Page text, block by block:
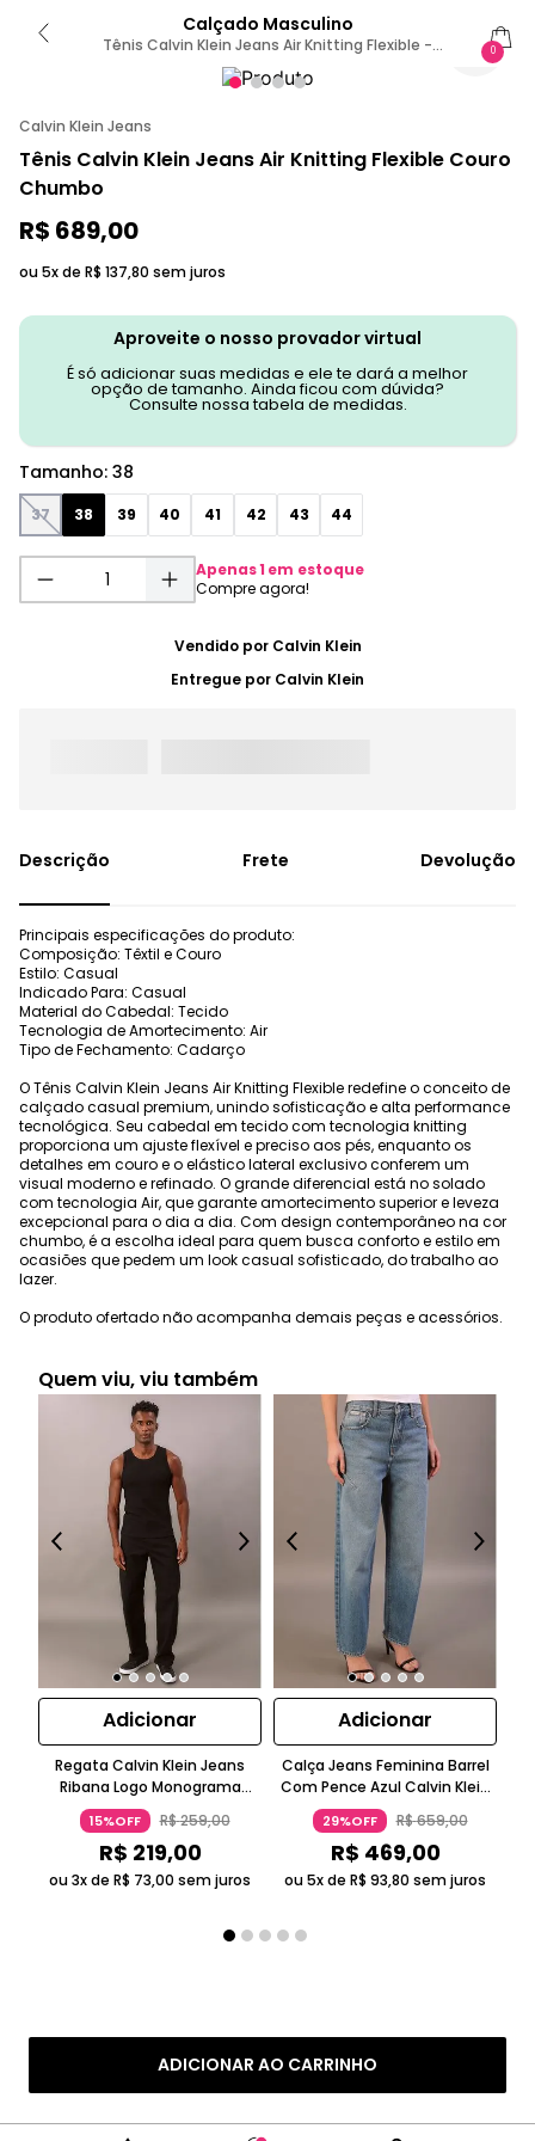
Calçado Masculino
Tênis Calvin Klein Jeans Air Knitting Flexible -
Chumbo 38
0
Calvin Klein Jeans
Tênis Calvin Klein Jeans Air Knitting Flexible Couro
Chumbo
R$ 689,00
ou 5x de R$ 137,80 sem juros
Aproveite o nosso provador virtual
É só adicionar suas medidas e ele te dará a melhor
opção de tamanho. Ainda ficou com dúvida?
Consulte nossa tabela de medidas.
Tamanho: 38
37 38 39 40 41 42 43 44
Apenas1 em estoque
ADICIONAR AO CARRINHO
Vendido por Calvin Klein
Entregue por Calvin Klein
Frete Devolução
Principais especificações do produto:
Composição: Têxtil e Couro
Estilo: Casual
Indicado Para: Casual
Material do Cabedal: Tecido
Tecnologia de Amortecimento: Air
Tipo de Fechamento: Cadarço
O Tênis Calvin Klein Jeans Air Knitting Flexible redefine o conceito de
calçado casual premium, unindo sofisticação e alta performance
tecnológica. Seu cabedal em tecido com tecnologia knitting
proporciona um ajuste flexível e preciso aos pés, enquanto os
detalhes em couro e o elástico lateral exclusivo conferem um
visual moderno e refinado. O grande diferencial está no solado
com tecnologia Air, que garante amortecimento superior e leveza
excepcional para o dia a dia. Com design contemporâneo na cor
chumbo, é a escolha ideal para quem busca conforto e estilo em
ocasiões que pedem um look casual sofisticado, do trabalho ao
lazer.
O produto ofertado não acompanha demais peças e acessórios.
Quem viu, viu também
Adicionar
Regata Calvin Klein Jeans
Ribana Logo Monograma
Preto
15%OFF R$259,00
R$ 219,00
ou 3x de R$ 73,00 sem juros
Adicionar
Calça Jeans Feminina Barrel
Com Pence Azul Calvin Klein
Jeans
29%OFF R$659,00
R$ 469,00
ou 5x de R$ 93,80 sem juros